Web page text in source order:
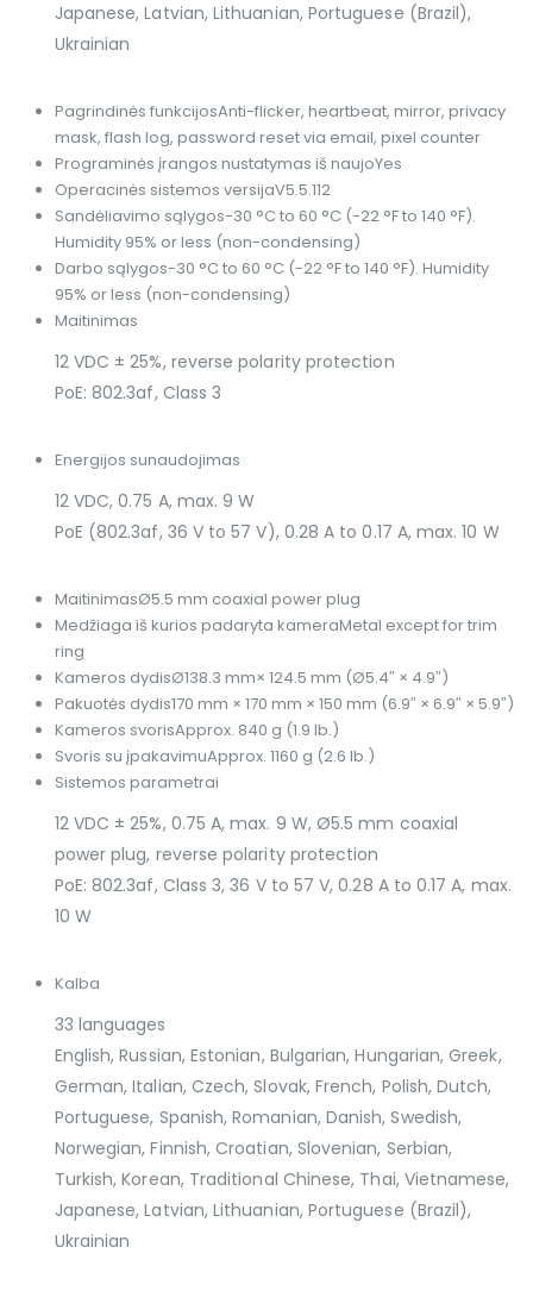
Japanese, Latvian, Lithuanian, Portuguese (Brazil),
Ukrainian
Pagrindinės funkcijosAnti-flicker, heartbeat, mirror, privacy
mask, flash log, password reset via email, pixel counter
Programinės įrangos nustatymas iš naujoYes
Operacinės sistemos versijaV5.5.112
Sandėliavimo sąlygos-30 °C to 60 °C (-22 °F to 140 °F).
Humidity 95% or less (non-condensing)
Darbo sąlygos-30 °C to 60 °C (-22 °F to 140 °F). Humidity
95% or less (non-condensing)
Maitinimas
12 VDC ± 25%, reverse polarity protection
PoE: 802.3af, Class 3
Energijos sunaudojimas
12 VDC, 0.75 A, max. 9 W
PoE (802.3af, 36 V to 57 V), 0.28 A to 0.17 A, max. 10 W
MaitinimasØ5.5 mm coaxial power plug
Medžiaga iš kurios padaryta kameraMetal except for trim
ring
Kameros dydisØ138.3 mm× 124.5 mm (Ø5.4″ × 4.9″)
Pakuotės dydis170 mm × 170 mm × 150 mm (6.9″ × 6.9″ × 5.9″)
Kameros svorisApprox. 840 g (1.9 lb.)
Svoris su įpakavimuApprox. 1160 g (2.6 lb.)
Sistemos parametrai
12 VDC ± 25%, 0.75 A, max. 9 W, Ø5.5 mm coaxial
power plug, reverse polarity protection
PoE: 802.3af, Class 3, 36 V to 57 V, 0.28 A to 0.17 A, max.
10 W
Kalba
33 languages
English, Russian, Estonian, Bulgarian, Hungarian, Greek,
German, Italian, Czech, Slovak, French, Polish, Dutch,
Portuguese, Spanish, Romanian, Danish, Swedish,
Norwegian, Finnish, Croatian, Slovenian, Serbian,
Turkish, Korean, Traditional Chinese, Thai, Vietnamese,
Japanese, Latvian, Lithuanian, Portuguese (Brazil),
Ukrainian